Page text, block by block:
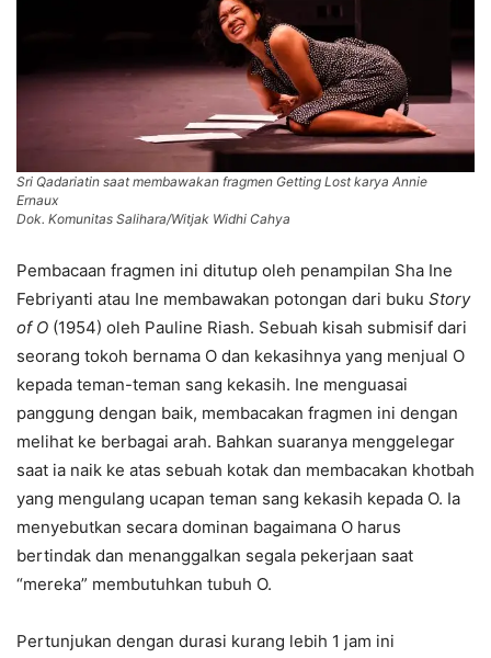
Sri Qadariatin saat membawakan fragmen Getting Lost karya Annie
Ernaux
Dok. Komunitas Salihara/Witjak Widhi Cahya
Pembacaan fragmen ini ditutup oleh penampilan Sha Ine
Febriyanti atau Ine membawakan potongan dari buku Story
of O (1954) oleh Pauline Riash. Sebuah kisah submisif dari
seorang tokoh bernama O dan kekasihnya yang menjual O
kepada teman-teman sang kekasih. Ine menguasai
panggung dengan baik, membacakan fragmen ini dengan
melihat ke berbagai arah. Bahkan suaranya menggelegar
saat ia naik ke atas sebuah kotak dan membacakan khotbah
yang mengulang ucapan teman sang kekasih kepada O. Ia
menyebutkan secara dominan bagaimana O harus
bertindak dan menanggalkan segala pekerjaan saat
“mereka” membutuhkan tubuh O.
Pertunjukan dengan durasi kurang lebih 1 jam ini